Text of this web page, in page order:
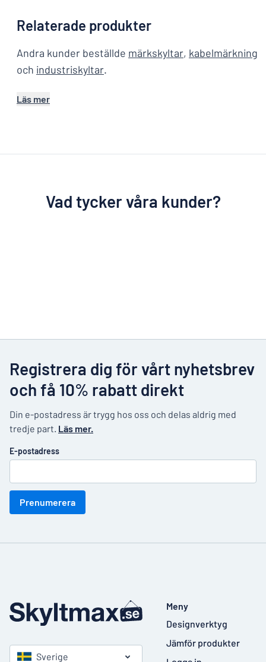
Relaterade produkter
Andra kunder beställde märkskyltar, kabelmärkning
och industriskyltar.
Läs mer
Vad tycker våra kunder?
Registrera dig för vårt nyhetsbrev
och få 10% rabatt direkt
Din e-postadress är trygg hos oss och delas aldrig med
tredje part. Läs mer.
E-postadress
Prenumerera
Sverige
Meny
Designverktyg
Jämför produkter